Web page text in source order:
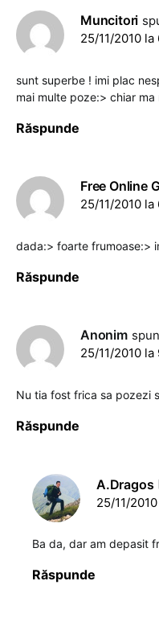
Muncitori
25/11/2010 la
sunt superbe ! imi plac
mai multe poze:> chiar
Răspunde
Free Online
25/11/2010 la
dada:> foarte frumoase:>
Răspunde
Anonim
25/11/2010 la
Nu tia fost frica sa pozezi
Răspunde
A.Dragos
25/11/
Ba da, dar am depasit
Răspunde